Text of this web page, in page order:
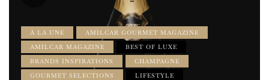
À LA UNE
AMILCAR GOURMET MAGAZINE
AMILCAR MAGAZINE
BEST OF LUXE
BRANDS INSPIRATIONS
CHAMPAGNE
GOURMET SELECTIONS
LIFESTYLE